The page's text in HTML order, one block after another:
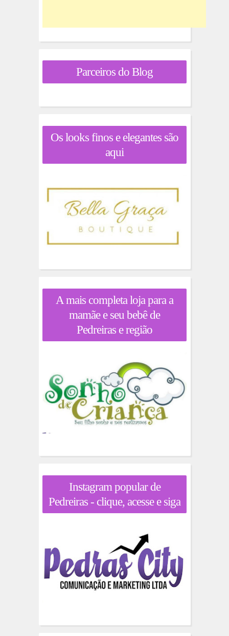
Parceiros do Blog
Os looks finos e elegantes são
aqui
A mais completa loja para a
mamãe e seu bebê de
Pedreiras e região
Instagram popular de
Pedreiras - clique, acesse e siga